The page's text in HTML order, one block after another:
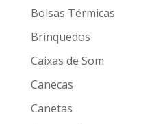
Bolsas Térmicas
Brinquedos
Caixas de Som
Canecas
Canetas